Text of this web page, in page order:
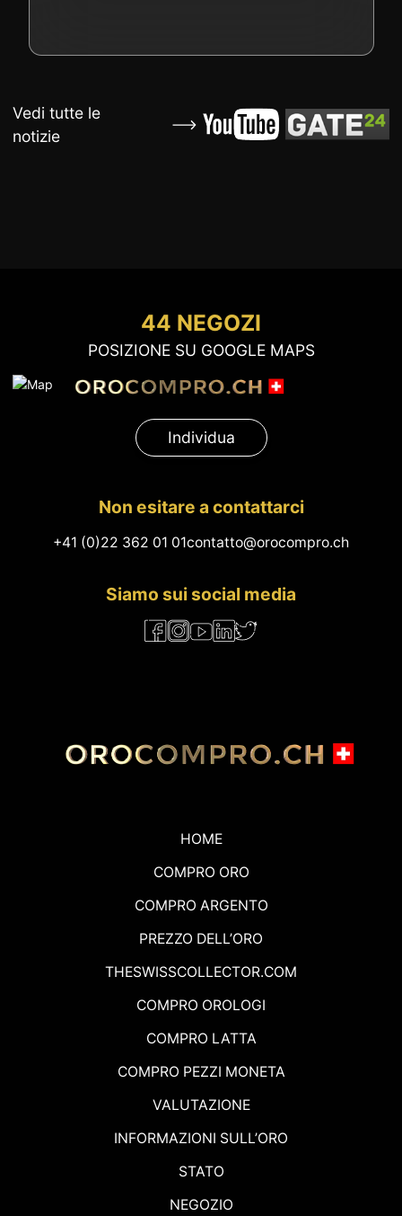
Vedi tutte le
notizie
44 NEGOZI
POSIZIONE SU GOOGLE MAPS
Individua
Non esitare a contattarci
+41 (0)22 362 01 01contatto@orocompro.ch
Siamo sui social media
HOME
COMPRO ORO
COMPRO ARGENTO
PREZZO DELL’ORO
THESWISSCOLLECTOR.COM
COMPRO OROLOGI
COMPRO LATTA
COMPRO PEZZI MONETA
VALUTAZIONE
INFORMAZIONI SULL’ORO
STATO
NEGOZIO